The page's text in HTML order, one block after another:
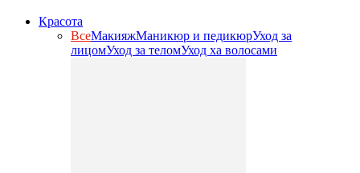
Красота
ВсеМакияжМаникюр и педикюрУход за
лицомУход за теломУход ха волосами